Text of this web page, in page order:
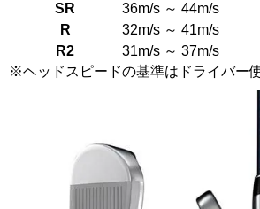
SR
36m/s ～ 44m/s
R
32m/s ～ 41m/s
R2
31m/s ～ 37m/s
※ヘッドスピードの基準はドライバー